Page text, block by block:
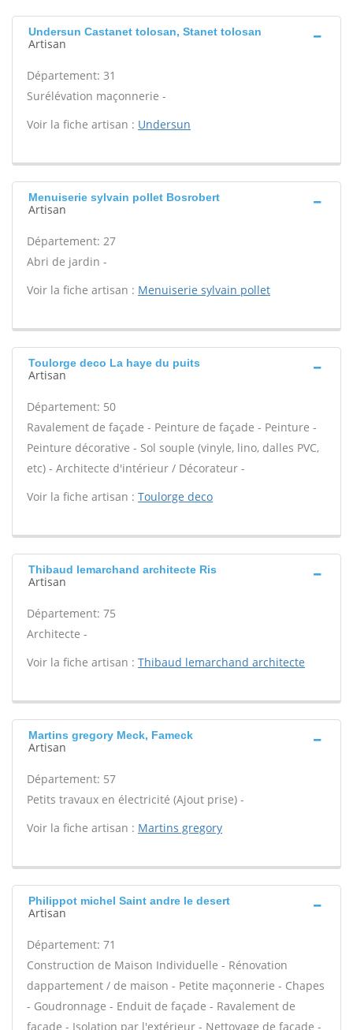
Undersun Castanet tolosan, Stanet tolosan
Artisan
Département: 31
Surélévation maçonnerie -
Voir la fiche artisan : Undersun
Menuiserie sylvain pollet Bosrobert
Artisan
Département: 27
Abri de jardin -
Voir la fiche artisan : Menuiserie sylvain pollet
Toulorge deco La haye du puits
Artisan
Département: 50
Ravalement de façade - Peinture de façade - Peinture -
Peinture décorative - Sol souple (vinyle, lino, dalles PVC,
etc) - Architecte d'intérieur / Décorateur -
Voir la fiche artisan : Toulorge deco
Thibaud lemarchand architecte Ris
Artisan
Département: 75
Architecte -
Voir la fiche artisan : Thibaud lemarchand architecte
Martins gregory Meck, Fameck
Artisan
Département: 57
Petits travaux en électricité (Ajout prise) -
Voir la fiche artisan : Martins gregory
Philippot michel Saint andre le desert
Artisan
Département: 71
Construction de Maison Individuelle - Rénovation
dappartement / de maison - Petite maçonnerie - Chapes
- Goudronnage - Enduit de façade - Ravalement de
façade - Isolation par l'extérieur - Nettoyage de façade -